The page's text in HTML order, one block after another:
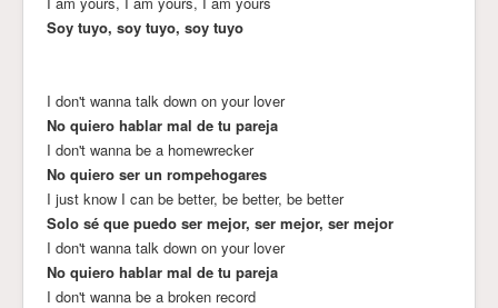
Soy tuyo, soy tuyo, soy tuyo
I don't wanna talk down on your lover
No quiero hablar mal de tu pareja
I don't wanna be a homewrecker
No quiero ser un rompehogares
I just know I can be better, be better, be better
Solo sé que puedo ser mejor, ser mejor, ser mejor
I don't wanna talk down on your lover
No quiero hablar mal de tu pareja
I don't wanna be a broken record